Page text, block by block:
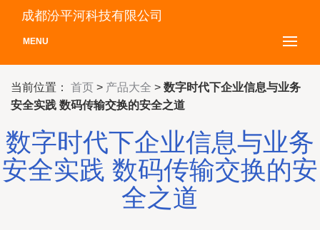
成都汾平河科技有限公司
MENU
当前位置： 首页 > 产品大全 > 数字时代下企业信息与业务
安全实践 数码传输交换的安全之道
数字时代下企业信息与业务
安全实践 数码传输交换的安
全之道